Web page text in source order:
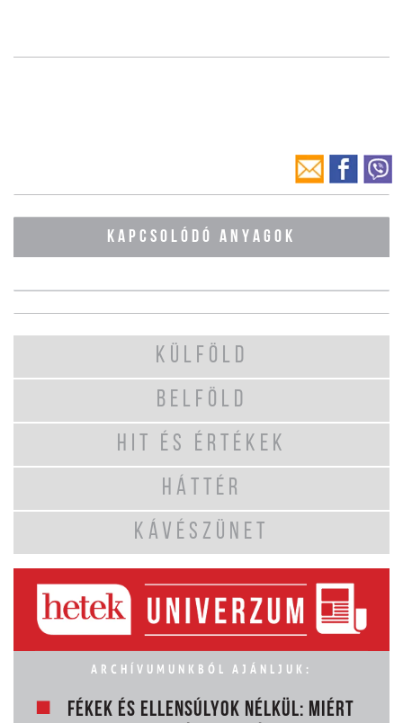
KAPCSOLÓDÓ ANYAGOK
KÜLFÖLD
BELFÖLD
HIT ÉS ÉRTÉKEK
HÁTTÉR
KÁVÉSZÜNET
ARCHÍVUMUNKBÓL AJÁNLJUK:
FÉKEK ÉS ELLENSÚLYOK NÉLKÜL: MIÉRT